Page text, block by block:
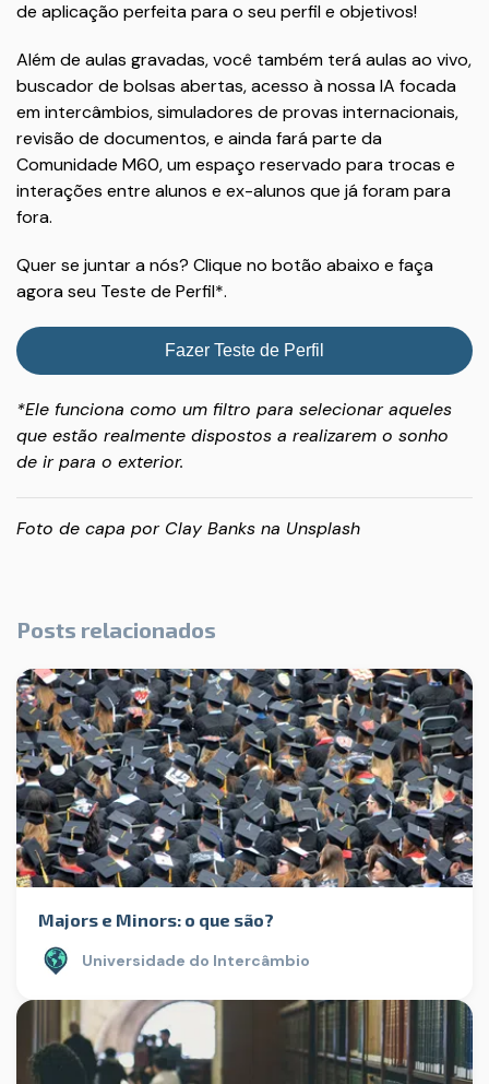
de aplicação perfeita para o seu perfil e objetivos!
Além de aulas gravadas, você também terá aulas ao vivo,
buscador de bolsas abertas, acesso à nossa IA focada
em intercâmbios, simuladores de provas internacionais,
revisão de documentos, e ainda fará parte da
Comunidade M60, um espaço reservado para trocas e
interações entre alunos e ex-alunos que já foram para
fora.
Quer se juntar a nós? Clique no botão abaixo e faça
agora seu Teste de Perfil*.
Fazer Teste de Perfil
*Ele funciona como um filtro para selecionar aqueles
que estão realmente dispostos a realizarem o sonho
de ir para o exterior.
Foto de capa por Clay Banks na Unsplash
Posts relacionados
Majors e Minors: o que são?
Universidade do Intercâmbio